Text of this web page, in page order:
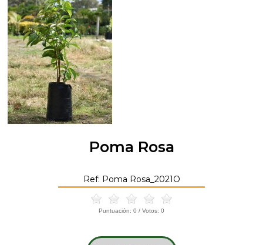
Poma Rosa
Ref: Poma Rosa_2021O
Puntuación: 0 / Votos: 0